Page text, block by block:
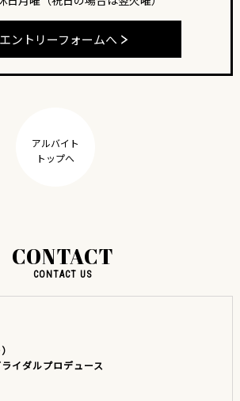
エントリーフォームへ
アルバイト
トップへ
CONTACT
CONTACT US
イダルプロデュース